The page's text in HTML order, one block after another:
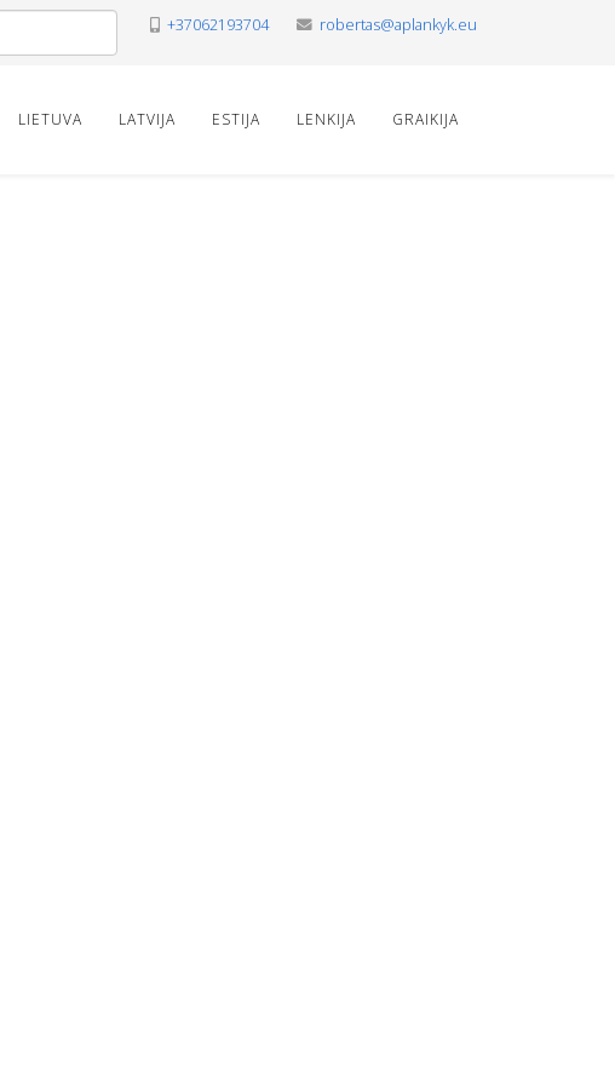
+37062193704 robertas@aplankyk.eu
LIETUVA LATVIJA ESTIJA LENKIJA GRAIKIJA